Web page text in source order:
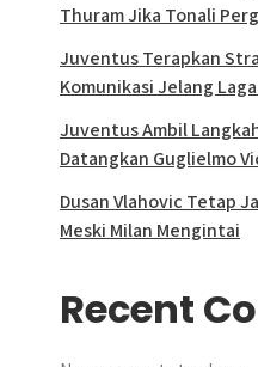
Thuram Jika Tonali
Juventus Terapkan
Komunikasi Jelang
Juventus Ambil
Datangkan Guglielmo
Dusan Vlahovic Tetap
Meski Milan Mengintai
Recent